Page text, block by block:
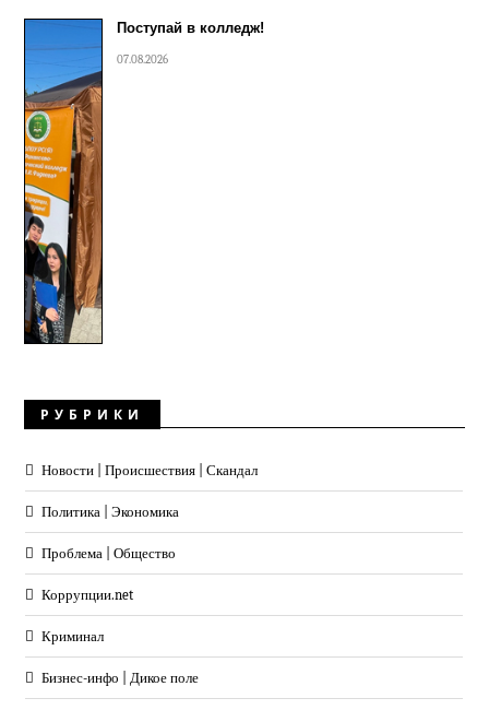
Поступай в колледж!
07.08.2026
РУБРИКИ
Новости | Происшествия | Скандал
Политика | Экономика
Проблема | Общество
Коррупции.net
Криминал
Бизнес-инфо | Дикое поле